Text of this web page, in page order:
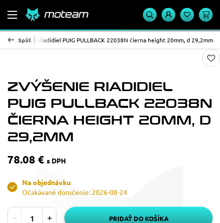
Späť
Zvýšenie riadidiel PUIG PULLBACK 22038N čierna height 20mm, d 29,2mm
ZVÝŠENIE RIADIDIEL
PUIG PULLBACK 22038N
ČIERNA HEIGHT 20MM, D
29,2MM
78.08 € s DPH
Na objednávku
Očakávané doručenie: 2026-08-24
PRIDAŤ DO KOŠÍKA